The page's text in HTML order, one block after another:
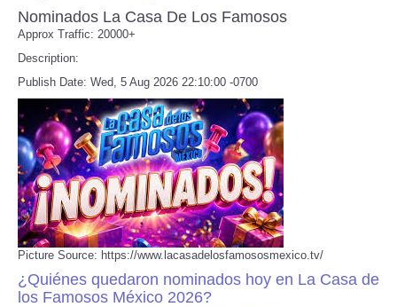
Nominados La Casa De Los Famosos
Approx Traffic: 20000+
Description:
Publish Date: Wed, 5 Aug 2026 22:10:00 -0700
Picture Source: https://www.lacasadelosfamososmexico.tv/
¿Quiénes quedaron nominados hoy en La Casa de
los Famosos México 2026?